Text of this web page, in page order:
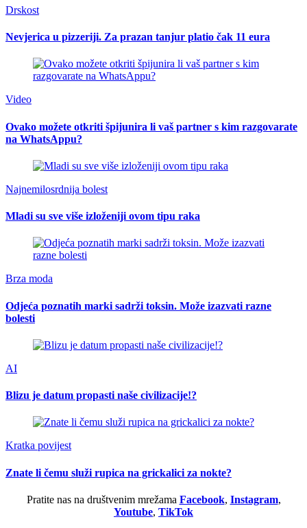
Drskost
Nevjerica u pizzeriji. Za prazan tanjur platio čak 11 eura
Video
Ovako možete otkriti špijunira li vaš partner s kim razgovarate
na WhatsAppu?
Najnemilosrdnija bolest
Mladi su sve više izloženiji ovom tipu raka
Brza moda
Odjeća poznatih marki sadrži toksin. Može izazvati razne
bolesti
AI
Blizu je datum propasti naše civilizacije!?
Kratka povijest
Znate li čemu služi rupica na grickalici za nokte?
Pratite nas na društvenim mrežama Facebook, Instagram,
Youtube, TikTok